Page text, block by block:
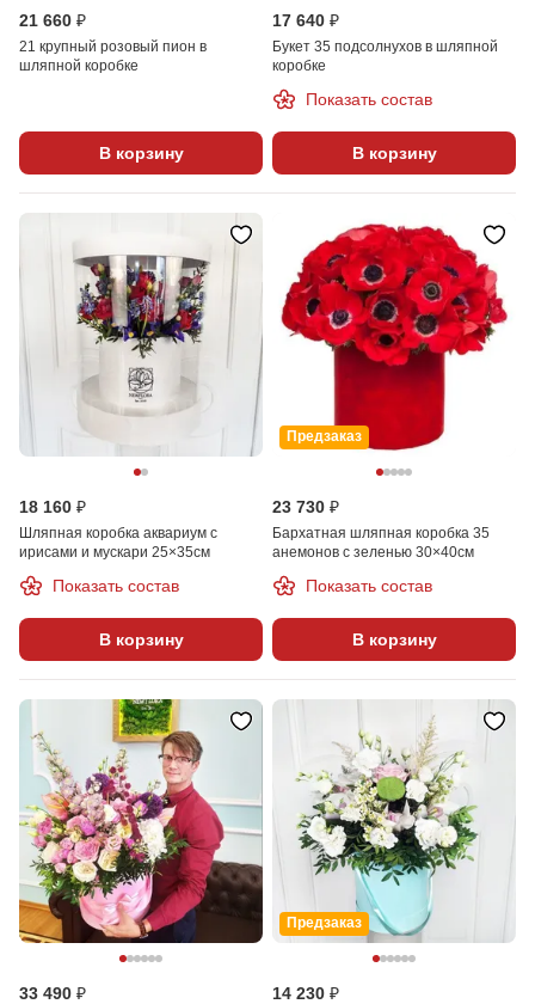
21 660 ₽
21 крупный розовый пион в
шляпной коробке
В корзину
17 640 ₽
Букет 35 подсолнухов в шляпной
коробке
Показать состав
В корзину
18 160 ₽
Шляпная коробка аквариум с
ирисами и мускари 25×35см
Показать состав
В корзину
Предзаказ
23 730 ₽
Бархатная шляпная коробка 35
анемонов с зеленью 30×40см
Показать состав
В корзину
33 490 ₽
Предзаказ
14 230 ₽